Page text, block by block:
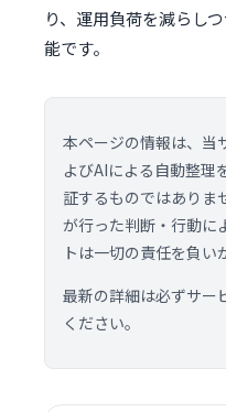
り、運用負荷を減らし
能です。
本ページの情報は、当
よびAIによる自動整理
証するものではありま
が行った判断・行動に
トは一切の責任を負い
最新の詳細は必ずサー
ください。